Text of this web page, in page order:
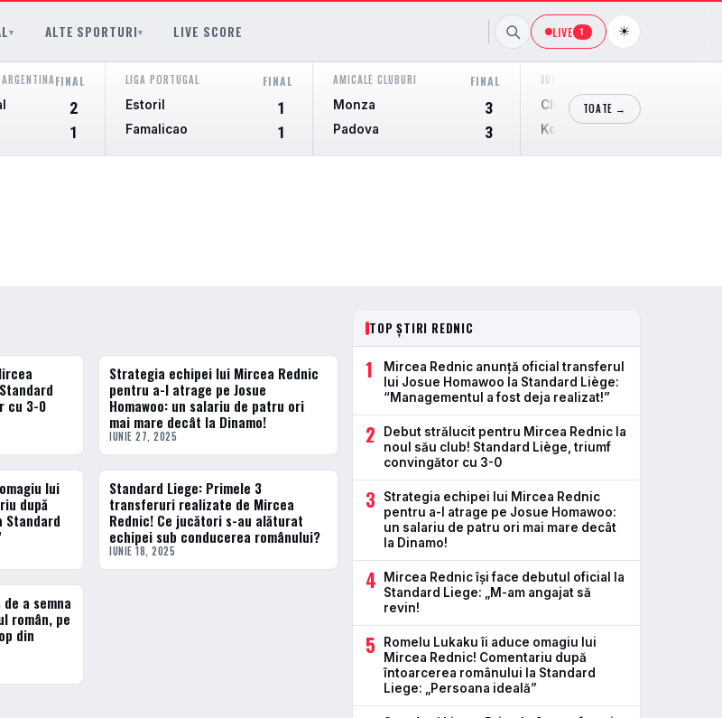
▾ ALTE SPORTURI▾ LIVE SCORE LIVE 1 ☀
FINAL
2
1
LIGA PORTUGAL FINAL
Estoril 1
Famalicao 1
AMICALE CLUBURI FINAL
Monza 3
Padova 3
JUPILER PRO LEAGUE
Club Brugge KV
Kortrijk
TOATE →
cu 3-0
ACTUALE
Strategia echipei lui Mircea Rednic
pentru a-l atrage pe Josue
Homawoo: un salariu de patru ori
mai mare decât la Dinamo!
IUNIE 27, 2025
lui
după
Standard
FOTBAL EXTERN
Standard Liege: Primele 3
transferuri realizate de Mircea
Rednic! Ce jucători s-au alăturat
echipei sub conducerea românului?
IUNIE 18, 2025
a semna
român, pe
din
TOP ȘTIRI REDNIC
1
Mircea Rednic anunță oficial transferul
lui Josue Homawoo la Standard Liège:
“Managementul a fost deja realizat!”
2
Debut strălucit pentru Mircea Rednic la
noul său club! Standard Liège, triumf
convingător cu 3-0
3
Strategia echipei lui Mircea Rednic
pentru a-l atrage pe Josue Homawoo:
un salariu de patru ori mai mare decât
la Dinamo!
4
Mircea Rednic își face debutul oficial la
Standard Liege: „M-am angajat să
revin!
5
Romelu Lukaku îi aduce omagiu lui
Mircea Rednic! Comentariu după
întoarcerea românului la Standard
Liege: „Persoana ideală”